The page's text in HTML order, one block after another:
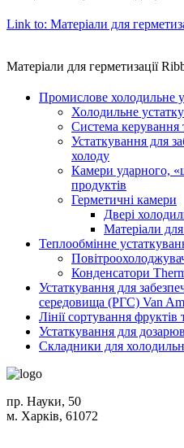
Link to: Матеріали для
Матеріали для герметизації
Промислове холодильне
Холодильне
Система керування
Устаткування для
холоду
Камери ударного,
продуктів
Герметичні камери
Двері
Матеріали
Теплообмінне
Конденсатори
Устаткування для
середовища (РГС) Van
Лінії сортування фруктів
Устаткування для
Складники для
пр. Науки, 50
м. Харків, 61072